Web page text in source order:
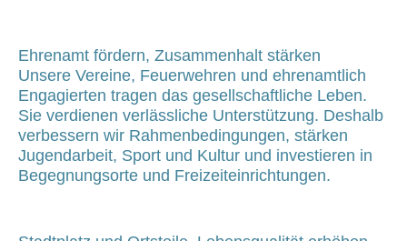
Ehrenamt fördern, Zusammenhalt stärken
Unsere Vereine, Feuerwehren und ehrenamtlich
Engagierten tragen das gesellschaftliche Leben.
Sie verdienen verlässliche Unterstützung. Deshalb
verbessern wir Rahmenbedingungen, stärken
Jugendarbeit, Sport und Kultur und investieren in
Begegnungsorte und Freizeiteinrichtungen.